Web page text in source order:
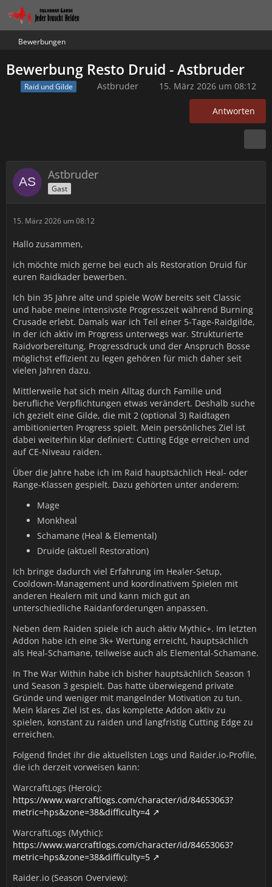
Bewerbungen
Bewerbung Resto Druid - Astbruder
Raid und Gilde Astbruder 15. März 2026 um 08:12
Antworten
Astbruder
Gast
15. März 2026 um 08:12
Hallo zusammen,
ich möchte mich gerne bei euch als Restoration Druid für
euren Raidkader bewerben.
Ich bin 35 Jahre alte und spiele WoW bereits seit Classic
und habe meine intensivste Progresszeit während Burning
Crusade erlebt. Damals war ich Teil einer 5-Tage-Raidgilde,
in der ich aktiv im Progress unterwegs war. Strukturierte
Raidvorbereitung, Progressdruck und der Anspruch Bosse
möglichst effizient zu legen gehören für mich daher seit
vielen Jahren dazu.
Mittlerweile hat sich mein Alltag durch Familie und
berufliche Verpflichtungen etwas verändert. Deshalb suche
ich gezielt eine Gilde, die mit 2 (optional 3) Raidtagen
ambitionierten Progress spielt. Mein persönliches Ziel ist
dabei weiterhin klar definiert: Cutting Edge erreichen und
auf CE-Niveau raiden.
Über die Jahre habe ich im Raid hauptsächlich Heal- oder
Range-Klassen gespielt. Dazu gehörten unter anderem:
Mage
Monkheal
Schamane (Heal & Elemental)
Druide (aktuell Restoration)
Ich bringe dadurch viel Erfahrung im Healer-Setup,
Cooldown-Management und koordinativem Spielen mit
anderen Healern mit und kann mich gut an
unterschiedliche Raidanforderungen anpassen.
Neben dem Raiden spiele ich auch aktiv Mythic+. Im letzten
Addon habe ich eine 3k+ Wertung erreicht, hauptsächlich
als Heal-Schamane, teilweise auch als Elemental-Schamane.
In The War Within habe ich bisher hauptsächlich Season 1
und Season 3 gespielt. Das hatte überwiegend private
Gründe und weniger mit mangelnder Motivation zu tun.
Mein klares Ziel ist es, das komplette Addon aktiv zu
spielen, konstant zu raiden und langfristig Cutting Edge zu
erreichen.
Folgend findet ihr die aktuellsten Logs und Raider.io-Profile,
die ich derzeit vorweisen kann:
WarcraftLogs (Heroic):
https://www.warcraftlogs.com/character/id/84653063?
metric=hps&zone=38&difficulty=4
WarcraftLogs (Mythic):
https://www.warcraftlogs.com/character/id/84653063?
metric=hps&zone=38&difficulty=5
Raider.io (Season Overview):